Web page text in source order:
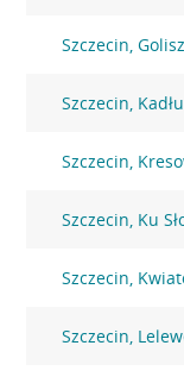
Szczecin,
Szczecin,
Szczecin,
Szczecin, Ku
Szczecin,
Szczecin,